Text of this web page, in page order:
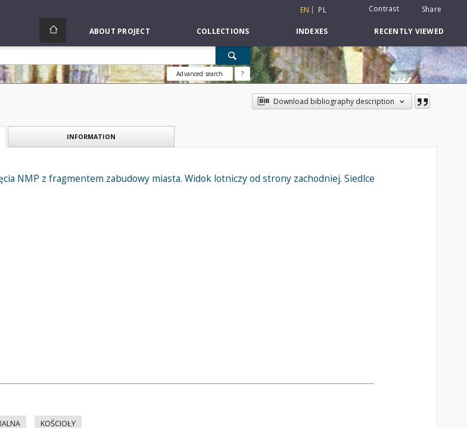
EN PL Contrast Share
ABOUT PROJECT COLLECTIONS INDEXES RECENTLY VIEWED
Advanced search ?
Download bibliography description
INFORMATION
NMP z fragmentem zabudowy miasta. Widok lotniczy od strony zachodniej. Siedlce
KOŚCIOŁY